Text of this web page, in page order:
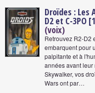
Droïdes : Les
D2 et C-3PO
(voix)
Retrouvez R2-D2
embarquent pour
palpitante et à
années avant leur
Skywalker, vos
Wars ont par…